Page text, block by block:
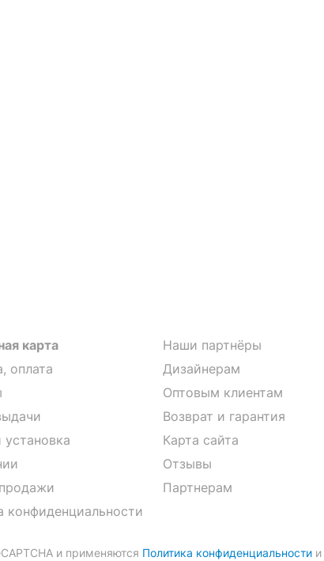
карта
оплата
конфиденциальности
Наши партнёры
Дизайнерам
Оптовым клиентам
Возврат и гарантия
Карта сайта
Отзывы
Партнерам
и применяются Политика конфиденциальностии